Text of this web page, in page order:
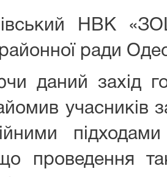
НВК
районної ради
даний захід
учасників
проведення